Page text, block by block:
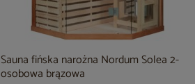
Sauna fińska narożna Nordum Solea 2-
osobowa brązowa